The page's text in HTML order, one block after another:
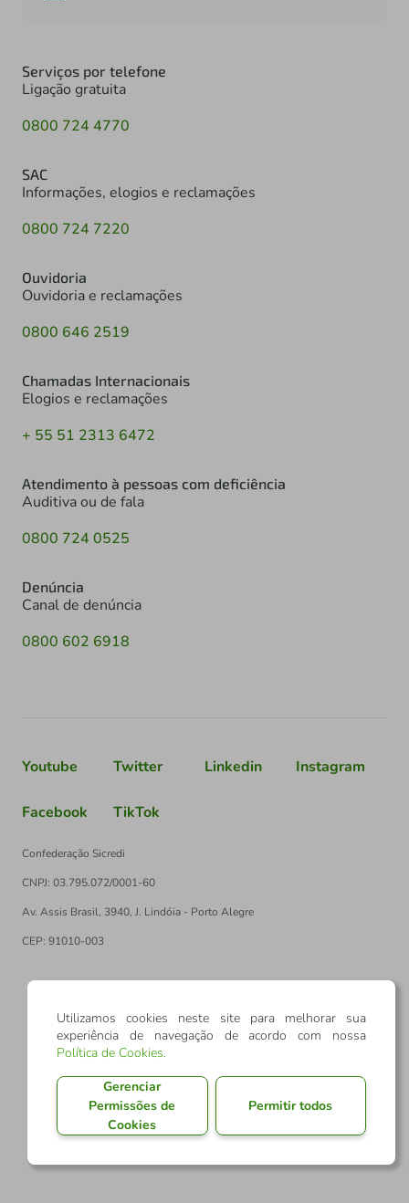
Serviços por telefone
Ligação gratuita
0800 724 4770
SAC
Informações, elogios e reclamações
0800 724 7220
Ouvidoria
Ouvidoria e reclamações
0800 646 2519
Chamadas Internacionais
Elogios e reclamações
+ 55 51 2313 6472
Atendimento à pessoas com deficiência
Auditiva ou de fala
0800 724 0525
Denúncia
Canal de denúncia
0800 602 6918
Youtube Twitter Linkedin Instagram
Facebook TikTok
Confederação Sicredi
CNPJ: 03.795.072/0001-60
Av. Assis Brasil, 3940, J. Lindóia - Porto Alegre
CEP: 91010-003
Utilizamos cookies neste site para melhorar sua
experiência de navegação de acordo com nossa
Política de Cookies.
Gerenciar
Permissões de
Cookies
Permitir todos